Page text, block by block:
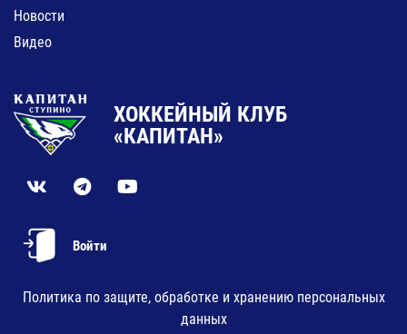
Новости
Видео
ХОККЕЙНЫЙ КЛУБ
«КАПИТАН»
Войти
Политика по защите, обработке и хранению персональных
данных